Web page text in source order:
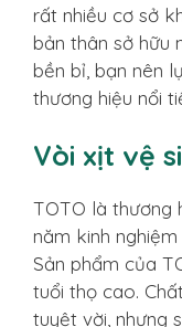
rất nhiều cơ sở
bản thân sở hữu
bền bỉ, bạn nên
thương hiệu nổi
Vòi xịt vệ
TOTO là thương
năm kinh
Sản phẩm của
tuổi thọ cao.
tuyệt vời, nhưng